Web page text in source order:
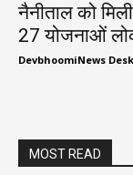
नैनीताल को
27 योजनाओं
DevbhoomiNews Desk
MOST READ